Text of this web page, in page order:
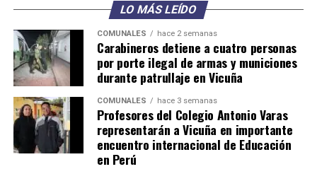
LO MÁS LEÍDO
COMUNALES hace 2 semanas
Carabineros detiene a cuatro personas
por porte ilegal de armas y municiones
durante patrullaje en Vicuña
COMUNALES hace 3 semanas
Profesores del Colegio Antonio Varas
representarán a Vicuña en importante
encuentro internacional de Educación
en Perú